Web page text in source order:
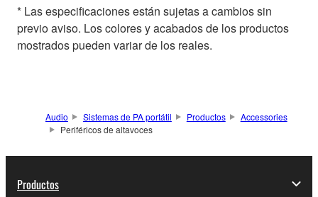
* Las especificaciones están sujetas a cambios sin
previo aviso. Los colores y acabados de los productos
mostrados pueden variar de los reales.
Audio Sistemas de PA portátil Productos
Accessories
Periféricos de altavoces
Productos